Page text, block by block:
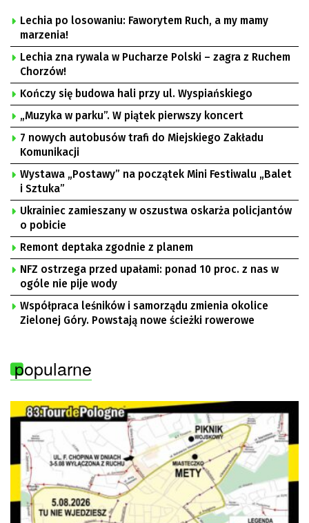
Lechia po losowaniu: Faworytem Ruch, a my mamy
marzenia!
Lechia zna rywala w Pucharze Polski – zagra z Ruchem
Chorzów!
Kończy się budowa hali przy ul. Wyspiańskiego
„Muzyka w parku”. W piątek pierwszy koncert
7 nowych autobusów trafi do Miejskiego Zakładu
Komunikacji
Wystawa „Postawy” na początek Mini Festiwalu „Balet
i Sztuka”
Ukrainiec zamieszany w oszustwa oskarża policjantów
o pobicie
Remont deptaka zgodnie z planem
NFZ ostrzega przed upałami: ponad 10 proc. z nas w
ogóle nie pije wody
Współpraca leśników i samorządu zmienia okolice
Zielonej Góry. Powstają nowe ścieżki rowerowe
popularne